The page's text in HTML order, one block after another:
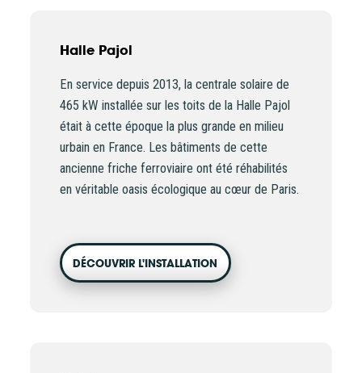
Halle Pajol
En service depuis 2013, la centrale solaire de
465 kW installée sur les toits de la Halle Pajol
était à cette époque la plus grande en milieu
urbain en France. Les bâtiments de cette
ancienne friche ferroviaire ont été réhabilités
en véritable oasis écologique au cœur de Paris.
DÉCOUVRIR L'INSTALLATION
perte totale ou partielle du capital investi. Pour bien
appréhender ces risques et le modèle d’investissement
d’Énergie Partagée, nous vous invitons à consulter le
document d’information synthétique (DIS).
NB : si vous souscrivez en tant que personne morale
Un problème, une question ?Consultez notre FAQ
contactez-nous.